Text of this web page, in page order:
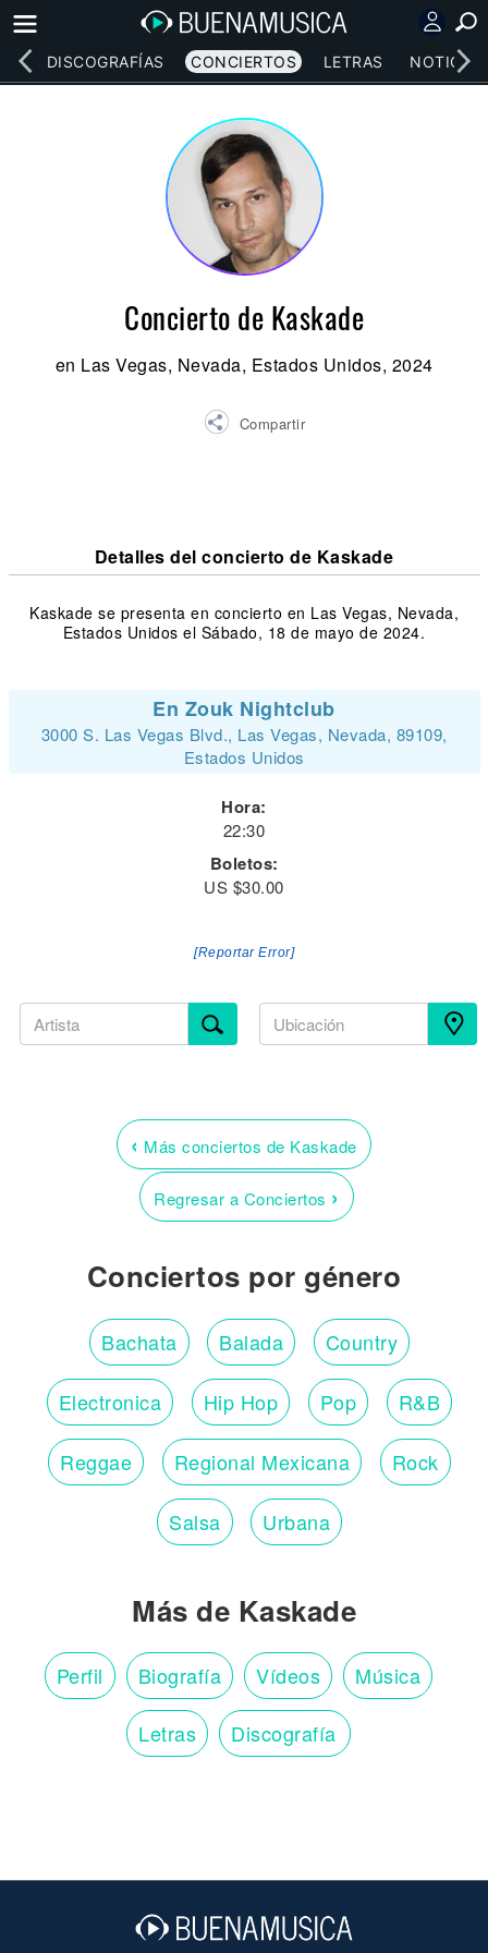
DISCOGRAFÍAS CONCIERTOS LETRAS NOTICIAS
Concierto de Kaskade
en Las Vegas, Nevada, Estados Unidos, 2024
Compartir
Detalles del concierto de Kaskade
Kaskade se presenta en concierto en Las Vegas, Nevada,
Estados Unidos el Sábado, 18 de mayo de 2024.
En Zouk Nightclub
3000 S. Las Vegas Blvd., Las Vegas, Nevada, 89109,
Estados Unidos
Hora:
22:30
Boletos:
US $30.00
[Reportar Error]
‹ Más conciertos de Kaskade
Regresar a Conciertos ›
Conciertos por género
Bachata Balada Country
Electronica Hip Hop Pop R&B
Reggae Regional Mexicana Rock
Salsa Urbana
Más de Kaskade
Perfil Biografía Vídeos Música
Letras Discografía